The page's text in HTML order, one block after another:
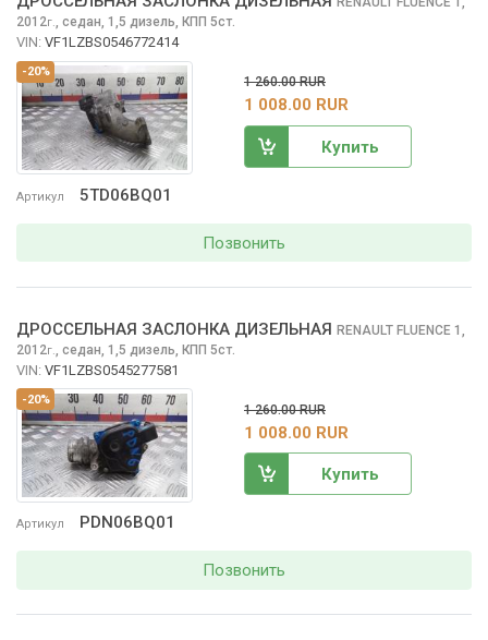
-20%
Артикул 5TD06BQ01
2012г., седан, 1,5 дизель, КПП 5ст.
VIN: VF1LZBS0546772414
1 260.00 RUR
1 008.00 RUR
Купить
Позвонить
-20%
Артикул PDN06BQ01
ДРОССЕЛЬНАЯ ЗАСЛОНКА ДИЗЕЛЬНАЯ RENAULT FLUENCE 1,
2012г. седан, 1,5 дизель, КПП 5ст.
VIN: VF1LZBS0545277581
1 260.00 RUR
1 008.00 RUR
Купить
Позвонить